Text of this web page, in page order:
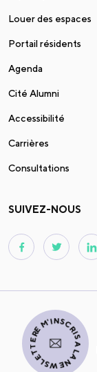
Louer des espaces
Portail résidents
Agenda
Cité Alumni
Accessibilité
Carrières
Consultations
SUIVEZ-NOUS
JE M'INSCRIS À LA NEWSLETTER